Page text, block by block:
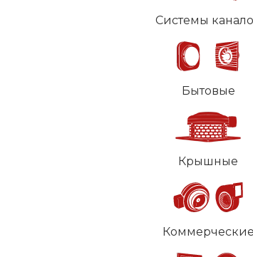
Системы
Бытовые
Крышные